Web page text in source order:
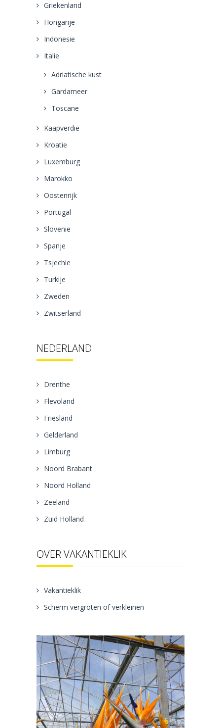
Griekenland
Hongarije
Indonesie
Italie
Adriatische kust
Gardameer
Toscane
Kaapverdie
Kroatie
Luxemburg
Marokko
Oostenrijk
Portugal
Slovenie
Spanje
Tsjechie
Turkije
Zweden
Zwitserland
NEDERLAND
Drenthe
Flevoland
Friesland
Gelderland
Limburg
Noord Brabant
Noord Holland
Zeeland
Zuid Holland
OVER VAKANTIEKLIK
Vakantieklik
Scherm vergroten of verkleinen